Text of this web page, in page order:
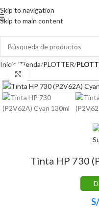
Skip to navigation
Skip to main content
Inicio Tienda PLOTTER
Tinta HP 730
S/